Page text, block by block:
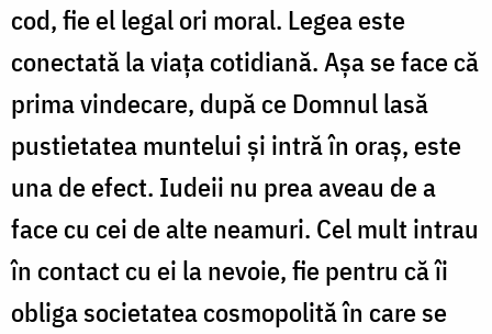
cod, fie el legal ori moral. Legea este
conectată la viața cotidiană. Așa se face că
prima vindecare, după ce Domnul lasă
pustietatea muntelui și intră în oraș, este
una de efect. Iudeii nu prea aveau de a
face cu cei de alte neamuri. Cel mult intrau
în contact cu ei la nevoie, fie pentru că îi
obliga societatea cosmopolită în care se